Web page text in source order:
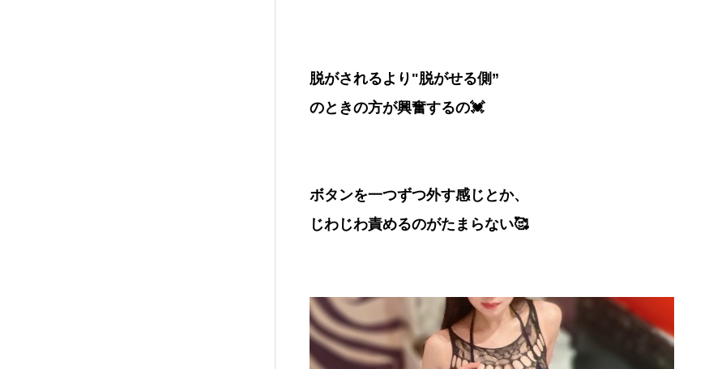
脱がされるより"脱がせる側”
のときの方が興奮するの💓
ボタンを一つずつ外す感じとか、
じわじわ責めるのがたまらない🥰